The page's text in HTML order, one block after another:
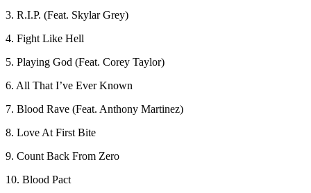
3. R.I.P. (Feat. Skylar Grey)
4. Fight Like Hell
5. Playing God (Feat. Corey Taylor)
6. All That I’ve Ever Known
7. Blood Rave (Feat. Anthony Martinez)
8. Love At First Bite
9. Count Back From Zero
10. Blood Pact